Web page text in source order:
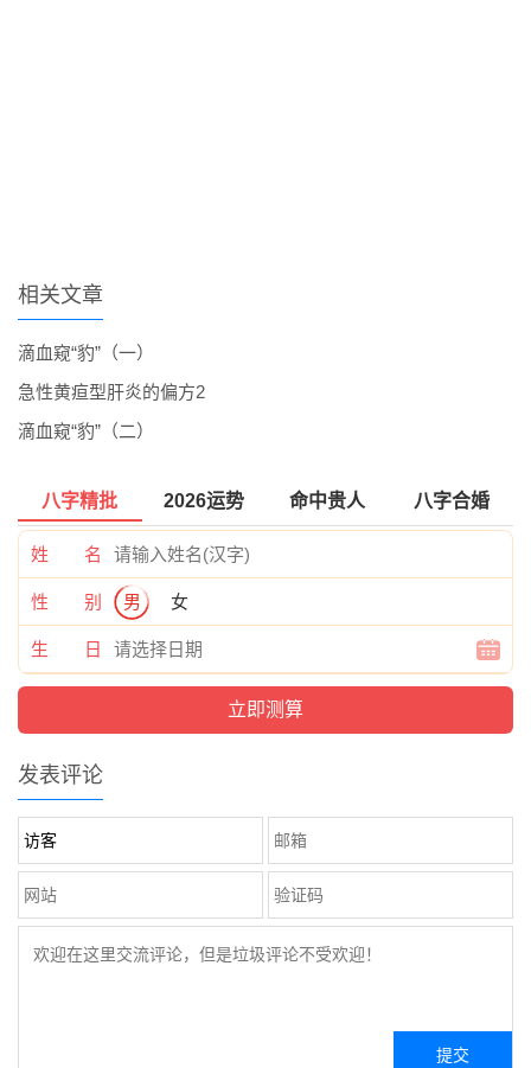
相关文章
滴血窥“豹”（一）
急性黄疸型肝炎的偏方2
滴血窥“豹”（二）
八字精批 2026运势 命中贵人 八字合婚
姓 名
性 别 男 女
生 日
发表评论